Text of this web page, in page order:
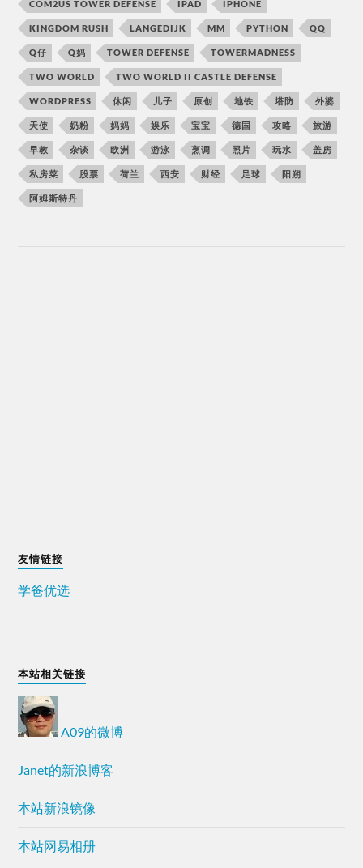
COM2US TOWER DEFENSE IPAD IPHONE
KINGDOM RUSH LANGEDIJK MM PYTHON QQ
Q仔 Q妈 TOWER DEFENSE TOWERMADNESS
TWO WORLD TWO WORLD II CASTLE DEFENSE
WORDPRESS 休闲 儿子 原创 地铁 塔防 外婆
天使 奶粉 妈妈 娱乐 宝宝 德国 攻略 旅游
早教 杂谈 欧洲 游泳 烹调 照片 玩水 盖房
私房菜 股票 荷兰 西安 财经 足球 阳朔
阿姆斯特丹
友情链接
学爸优选
本站相关链接
A09的微博
Janet的新浪博客
本站新浪镜像
本站网易相册